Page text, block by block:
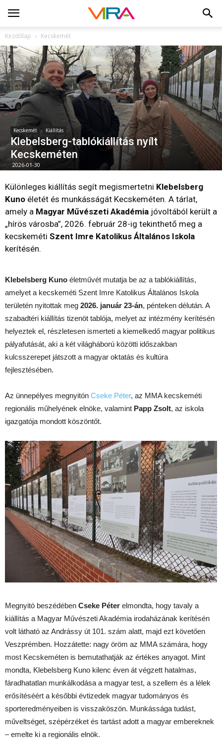
Kezdőlap Kecskemét
Kecskemét Kiállítás
Klebelsberg-tablókiállítás nyílt
Kecskeméten
2026-01-30
Különleges kiállítás segít megismertetni Klebelsberg
Kuno életét és munkásságát Kecskeméten. A tárlat,
amely a Magyar Művészeti Akadémia jóvoltából került a
„hírös városba”, 2026. február 28-ig tekinthető meg a
kecskeméti Szent Imre Katolikus Általános Iskola
kerítésén.
Klebelsberg Kuno életművét mutatja be az a tablókiállítás,
amelyet a kecskeméti Szent Imre Katolikus Általános Iskola
területén nyitottak meg 2026. január 23-án, pénteken délután. A
szabadtéri kiállítás tizenöt tablója, melyet az intézmény kerítésén
helyeztek el, részletesen ismerteti a kiemelkedő magyar politikus
pályafutását, aki a két világháború közötti időszakban
kulcsszerepet játszott a magyar oktatás és kultúra
fejlesztésében.
Az ünnepélyes megnyitón Cseke Péter, az MMA kecskeméti
regionális műhelyének elnöke, valamint Papp Zsolt, az iskola
igazgatója mondott köszöntőt.
Megnyitó beszédében Cseke Péter elmondta, hogy tavaly a
kiállítás a Magyar Művészeti Akadémia irodaházának kerítésén
volt látható az Andrássy út 101. szám alatt, majd ezt követően
Veszprémben. Hozzátette: nagy öröm az MMA számára, hogy
most Kecskeméten is bemutathatják az értékes anyagot. Mint
mondta, Klebelsberg Kuno kilenc éven át végzett hatalmas,
fáradhatatlan munkálkodása a magyar test, a szellem és a lélek
erősítéséért a későbbi évtizedek magyar tudományos és
sporteredményeiben is visszaköszön. Munkássága tudást,
műveltséget, szépérzéket és tartást adott a magyar embereknek
– emelte ki a regionális elnök.